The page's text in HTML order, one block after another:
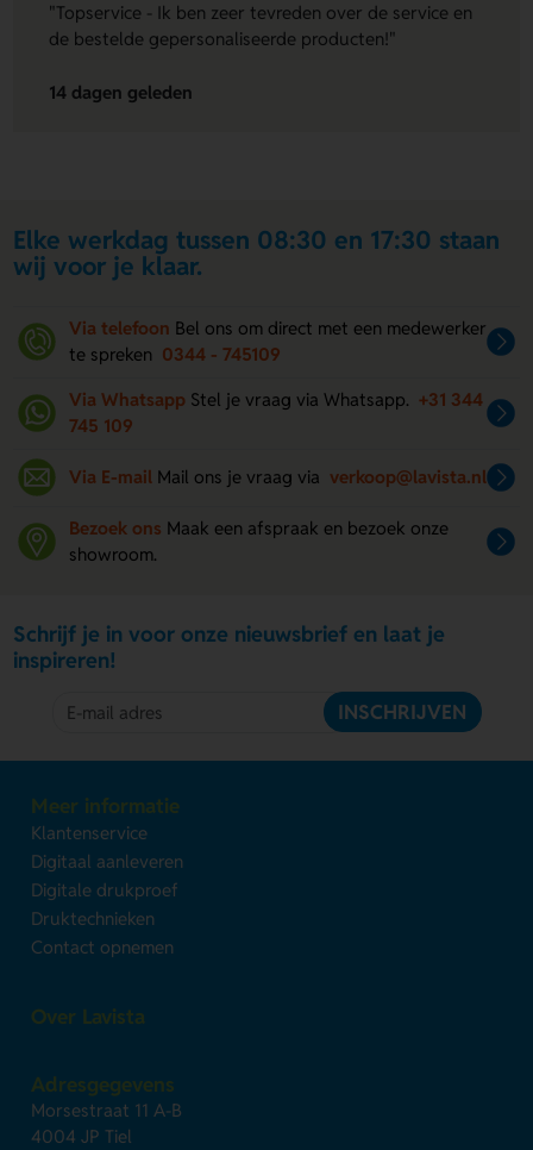
"Topservice - Ik ben zeer tevreden over de service en
de bestelde gepersonaliseerde producten!"
14 dagen geleden
Elke werkdag tussen 08:30 en 17:30 staan
wij voor je klaar.
Via telefoon Bel ons om direct met een medewerker
te spreken 0344 - 745109
Via Whatsapp Stel je vraag via Whatsapp. +31 344
745 109
Via E-mail Mail ons je vraag via verkoop@lavista.nl
Bezoek ons Maak een afspraak en bezoek onze
showroom.
Schrijf je in voor onze nieuwsbrief en laat je
inspireren!
INSCHRIJVEN
Meer informatie
Klantenservice
Digitaal aanleveren
Digitale drukproef
Druktechnieken
Contact opnemen
Over Lavista
Adresgegevens
Morsestraat 11 A-B
4004 JP Tiel